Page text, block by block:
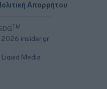
TM
insider.gr
Απορρήτου
Media